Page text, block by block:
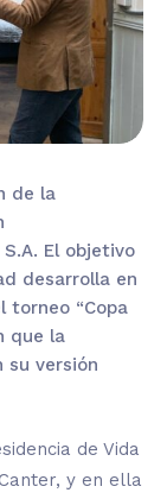
de la
El objetivo
desarrolla en
torneo “Copa
que la
su versión
de Vida
Canter, y en ella